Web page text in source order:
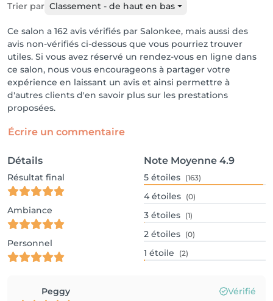
Trier par Classement - de haut en bas
Ce salon a 162 avis vérifiés par Salonkee, mais aussi des
avis non-vérifiés ci-dessous que vous pourriez trouver
utiles. Si vous avez réservé un rendez-vous en ligne dans
ce salon, nous vous encourageons à partager votre
expérience en laissant un avis et ainsi permettre à
d'autres clients d'en savoir plus sur les prestations
proposées.
Écrire un commentaire
Détails
Résultat final
Ambiance
Personnel
Note Moyenne 4.9
5 étoiles (163)
4 étoiles (0)
3 étoiles (1)
2 étoiles (0)
1 étoile (2)
Peggy Vérifié